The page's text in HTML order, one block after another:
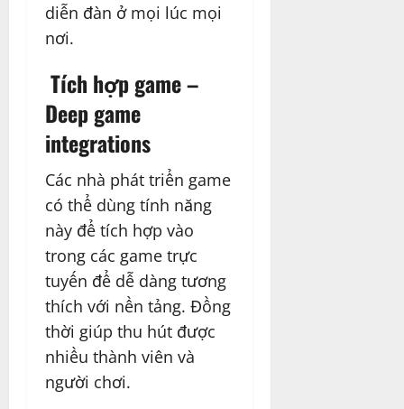
diễn đàn ở mọi lúc mọi
nơi.
Tích hợp game –
Deep game
integrations
Các nhà phát triển game
có thể dùng tính năng
này để tích hợp vào
trong các game trực
tuyến để dễ dàng tương
thích với nền tảng. Đồng
thời giúp thu hút được
nhiều thành viên và
người chơi.